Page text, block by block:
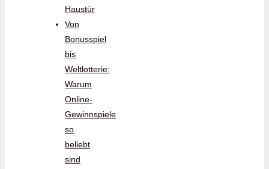
Haustür
Von
Bonusspiel
bis
Weltlotterie:
Warum
Online-
Gewinnspiele
so
beliebt
sind